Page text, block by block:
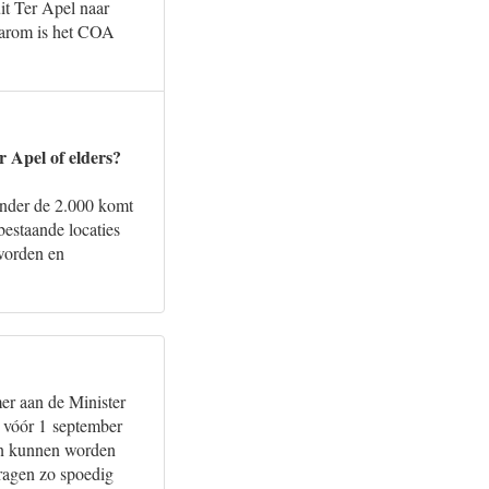
Ter Apel naar
is het COA
Apel of elders?
de 2.000 komt
locaties
en
aan de Minister
1 september
kunnen worden
zo spoedig